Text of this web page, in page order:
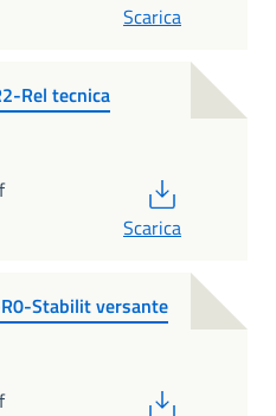
Scarica
Rel tecnica
Scarica
Stabilit versante